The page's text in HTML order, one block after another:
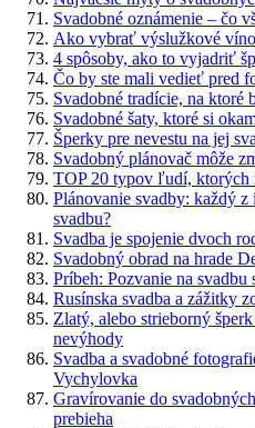
Svadobné oznámenie – čo
Ako vybrať výslužkové víno
4 spôsoby, ako to vyjadriť
Čo by ste mali vedieť pred
Svadobné tradície, na ktoré
Svadobné šaty, ktoré si
Šperky pre nevestu na jej
Svadobný plánovač môže
TOP 20 typov ľudí, ktorých
Plánovanie svadby: každý
svadbu?
Svadba je spojenie dvoch
Svadobný obrad na hrade
Príbeh: Pozvanie na
Rusínska svadba a zážitky
Zlatý, alebo strieborný
nevýhody
Svadba a svadobné
Vychylovka
Gravírovanie do
prebieha